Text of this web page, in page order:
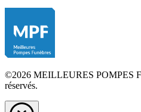
©2026 MEILLEURES POMPES
réservés.